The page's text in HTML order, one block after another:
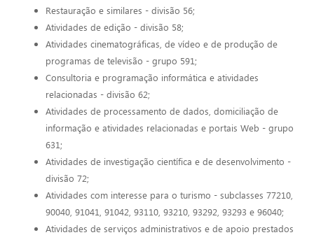
Restauração e similares - divisão 56;
Atividades de edição - divisão 58;
Atividades cinematográficas, de vídeo e de produção de
programas de televisão - grupo 591;
Consultoria e programação informática e atividades
relacionadas - divisão 62;
Atividades de processamento de dados, domiciliação de
informação e atividades relacionadas e portais Web - grupo
631;
Atividades de investigação científica e de desenvolvimento -
divisão 72;
Atividades com interesse para o turismo - subclasses 77210,
90040, 91041, 91042, 93110, 93210, 93292, 93293 e 96040;
Atividades de serviços administrativos e de apoio prestados